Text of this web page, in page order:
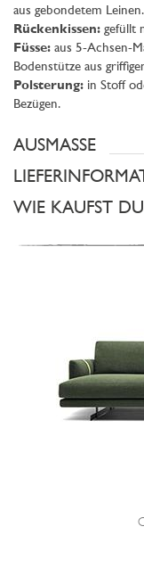
aus gebondetem Leinen.
Rückenkissen: gefüllt
Füsse: aus 5-Achsen-
Bodenstütze aus
Polsterung: in Stoff
Bezügen.
AUSMASSE
WIE KAUFST